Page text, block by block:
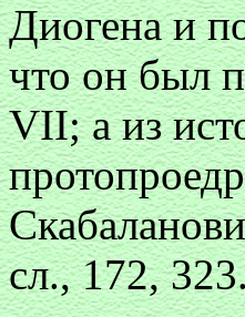
Диогена и
что он был
VII; а из
сл., 172,